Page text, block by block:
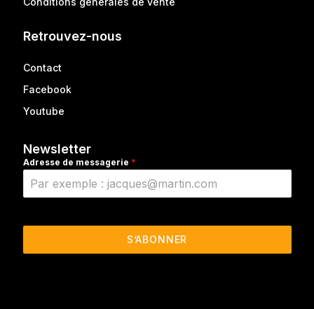
Retrouvez-nous
Contact
Facebook
Youtube
Newsletter
Adresse de messagerie *
S’ABONNER